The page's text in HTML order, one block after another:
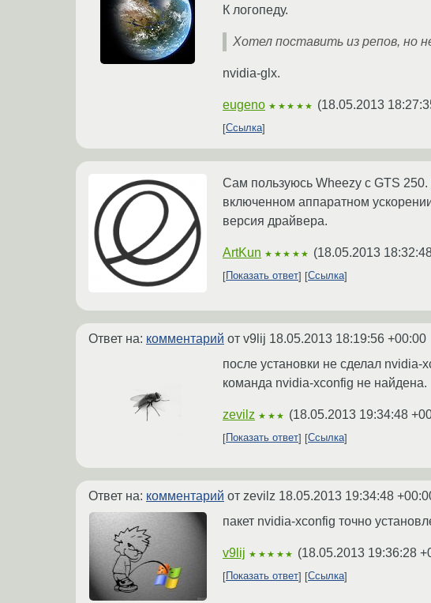
К логопеду.
Хотел поставить из репов, но
nvidia-glx.
eugeno ★★★★★ (18.05.2013
Ссылка
Сам пользуюсь Wheezy с GTS 250.
включенном аппаратном
версия драйвера.
ArtKun ★★★★★ (18.05.2013
Показать ответ Ссылка
Ответ на: комментарий от v9lij 18.05.2013 18:19:56 +00:00
после установки не сделал
команда nvidia-xconfig не найдена.
zevilz ★★★ (18.05.2013 19:34:48
Показать ответ
Ссылка
Ответ на: комментарий от zevilz 18.05.2013 19:34:48
пакет nvidia-xconfig точно
v9lij ★★★★★ (18.05.2013 19:36:28
Показать ответ Ссылка